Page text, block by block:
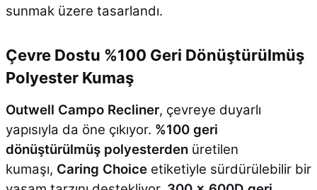
sunmak üzere tasarlandı.
Çevre Dostu %100 Geri Dönüştürülmüş
Polyester Kumaş
Outwell Campo Recliner, çevreye duyarlı
yapısıyla da öne çıkıyor. %100 geri
dönüştürülmüş polyesterdenüretilen
kumaşı, Caring Choiceetiketiyle sürdürülebilir bir